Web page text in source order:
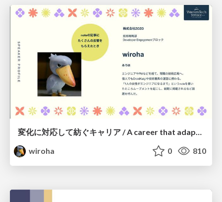
変化に対応して紡ぐキャリア / A career that adapts to change
wiroha
0 810